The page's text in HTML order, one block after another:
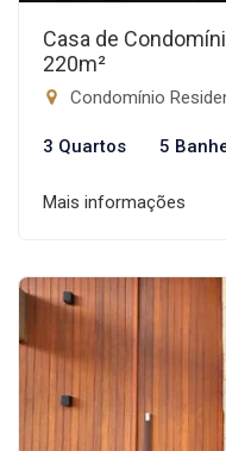
Casa de
220m²
Condomínio
3 Quartos 5
Mais informações